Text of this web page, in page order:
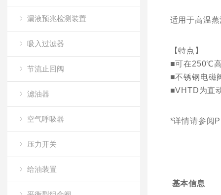
漏液预兆检测装置
吸入过滤器
节流止回阀
滤油器
空气呼吸器
压力开关
给油装置
适用于高温
【特点】
■可在250℃
■不锈钢电磁
■VHTD为直
*详情请参阅
基本信息